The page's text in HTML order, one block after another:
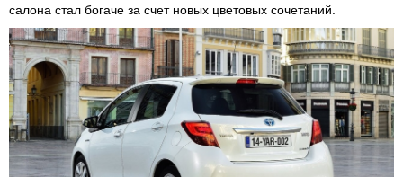
салона стал богаче за счет новых цветовых сочетаний.